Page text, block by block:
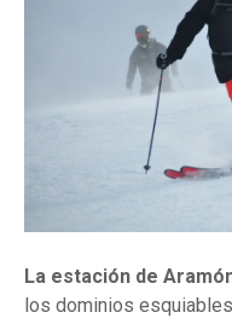
La estación de
los dominios